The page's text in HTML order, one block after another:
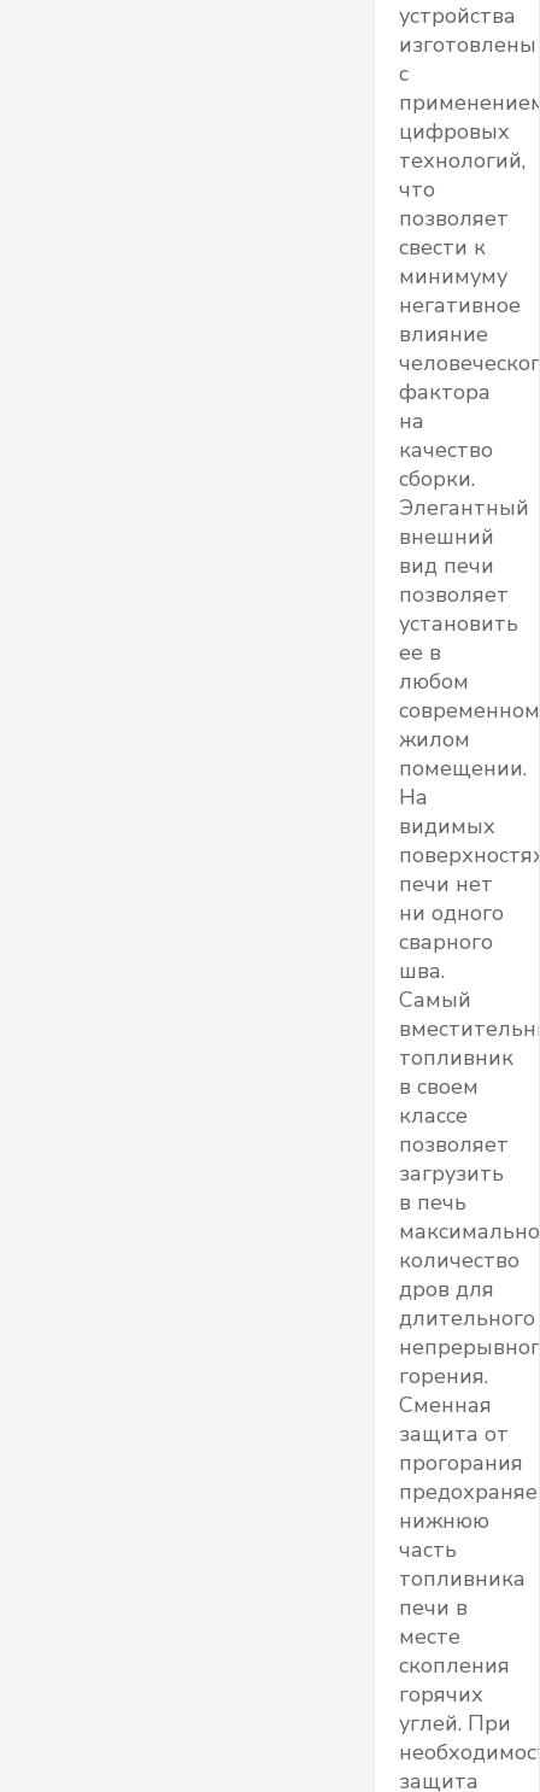
устройства
изготовлены
с
цифровых
технологий,
что
позволяет
свести к
минимуму
негативное
влияние
фактора
на
качество
сборки.
Элегантный
внешний
вид печи
позволяет
установить
ее в
любом
современном
жилом
помещении.
На
видимых
печи нет
ни одного
сварного
шва.
Самый
топливник
в своем
классе
позволяет
загрузить
в печь
количество
дров для
длительного
горения.
Сменная
защита от
прогорания
нижнюю
часть
топливника
печи в
месте
скопления
горячих
углей. При
защита